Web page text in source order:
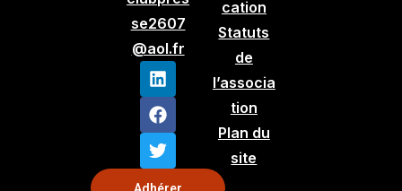
se2607
@aol.fr
cation
Statuts
de
l’associa
tion
Plan du
site